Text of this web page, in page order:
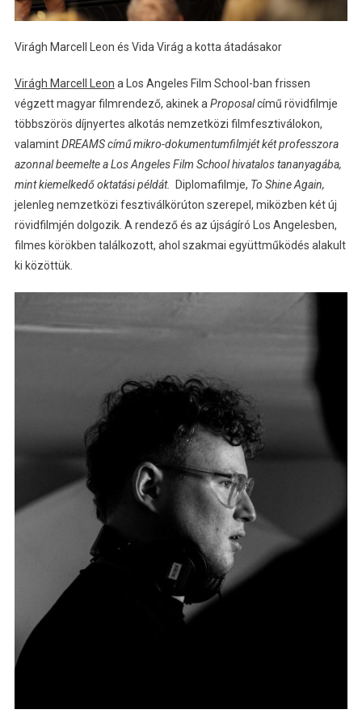
Virágh Marcell Leon és Vida Virág a kotta átadásakor
Virágh Marcell Leon a Los Angeles Film School-ban frissen
végzett magyar filmrendező, akinek a Proposalcímű rövidfilmje
többszörös díjnyertes alkotás nemzetközi filmfesztiválokon,
valamintDREAMS című mikro-dokumentumfilmjét két professzora
azonnal beemelte a Los Angeles Film School hivatalos tananyagába,
mint kiemelkedő oktatási példát.
Diplomafilmje, To Shine Again,
jelenleg nemzetközi fesztiválkörúton szerepel, miközben két új
rövidfilmjén dolgozik. A rendező és az újságíró Los Angelesben,
filmes körökben találkozott, ahol szakmai együttműködés alakult
ki közöttük.